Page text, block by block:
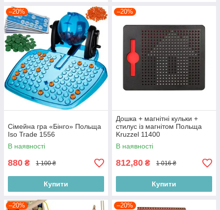
–20%
Сімейна гра «Бінго» Польща
Iso Trade 1556
В наявності
880 ₴ 1 100 ₴
Купити
–20%
Дошка + магнітні кульки +
стилус із магнітом Польща
Kruzzel 11400
В наявності
812,80 ₴ 1 016 ₴
Купити
–20% –20%